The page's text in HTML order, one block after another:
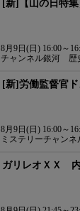
[新]【山の日特
8月9日(日) 16:00～
チャンネル銀河 歴
[新]労働監督官
8月9日(日) 16:00～
ミステリーチャンネ
ガリレオＸＸ